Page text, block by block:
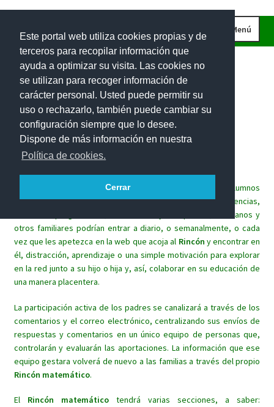
Este portal web utiliza cookies propias y de
terceros para recopilar información que
ayuda a optimizar su visita. Las cookies no
se utilizan para recoger información de
carácter personal. Usted puede permitir su
uso o rechazarlo, también puede cambiar su
configuración siempre que lo desee.
Dispone de más información en nuestra
Política de cookies.
Cerrar
la
navegación
al
contenido
Menú
INICIO
CURIOSIDADES
IMÁGENES
INVESTIGACIONES
PROBLEMAS DE INGENIO
PROBLEMAS INTERACTIVOS
Rincónmatemáticopara
familias.
Este espacio lúdico trata de implicar a las familias de los alumnos
en el aprendizaje de las matemáticas de sus hijos. Sin exigencias,
sin tareas programadas, los alumnos y sus padres, hermanos y
otros familiares podrían entrar a diario, o semanalmente, o cada
vez que les apetezca en la web que acoja al Rincón y encontrar en
él, distracción, aprendizaje o una simple motivación para explorar
en la red junto a su hijo o hija y, así, colaborar en su educación de
una manera placentera.
La participación activa de los padres se canalizará a través de los
comentarios y el correo electrónico, centralizando sus envíos de
respuestas y comentarios en un único equipo de personas que,
controlarán y evaluarán las aportaciones. La información que ese
equipo gestara volverá de nuevo a las familias a través del propio
Rincón matemático.
El Rincón matemáticotendrá varias secciones, a saber: